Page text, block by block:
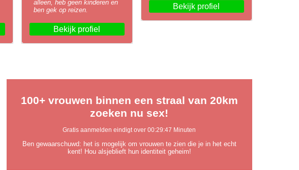
alleen, heb geen kinderen en
ben gek op reizen.
Bekijk profiel
Bekijk profiel
100+ vrouwen binnen een straal van 20km
zoeken nu sex!
Gratis aanmelden eindigt over00:29:46 Minuten
Ben gewaarschuwd: het is mogelijk om vrouwen te zien die je in het echt
kent! Hou alsjeblieft hun identiteit geheim!